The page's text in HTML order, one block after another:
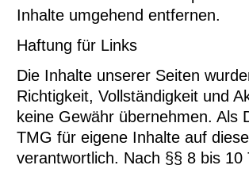
Inhalte umgehend entfernen.
Haftung für Links
Die Inhalte unserer Seiten
Richtigkeit, Vollständigkeit und
keine Gewähr übernehmen. Als
TMG für eigene Inhalte auf
verantwortlich. Nach §§ 8 bis